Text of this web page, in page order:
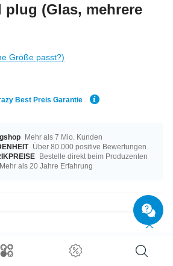
plug (Glas, mehrere
Größe passt?)
Best Preis Garantie
Mehr als 7 Mio. Kunden
Über 80.000 positive Bewertungen
Bestelle direkt beim Produzenten
Mehr als 20 Jahre Erfahrung
bis 20 mm auf Lager vorrätig. Auch bei
Vielfalt geboten, zur Zeit besonders